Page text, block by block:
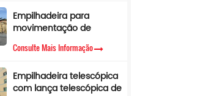
Empilhadeira para
movimentação de
lateral telescópica de 4
venda
Consulte Mais Informação
Empilhadeira telescópica
com lança telescópica de